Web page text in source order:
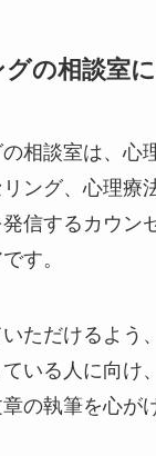
の相談室
相談室は、心
ング、心理療
信するカウン
す。
ただけるよう
いる人に向け
の執筆を心が